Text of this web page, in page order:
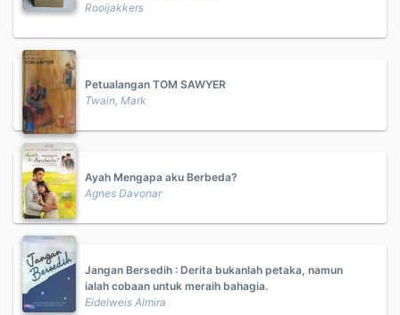
Rooijakkers
Petualangan TOM SAWYER
Twain, Mark
Ayah Mengapa aku Berbeda?
Agnes Davonar
Jangan Bersedih : Derita bukanlah petaka, namun
ialah cobaan untuk meraih bahagia.
Eidelweis Almira